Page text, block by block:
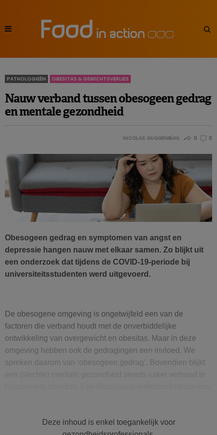
PATHOLOGIEËN OBESITAS & GEWICHTSVERLIES
Nauw verband tussen obesogeen gedrag
en mentale gezondheid
NICOLAS GUGGENBÜHL 0 0
Obesogeen gedrag en symptomen van angst en
depressie hangen nauw met elkaar samen. Zo blijkt uit
een onderzoek dat tijdens de COVID-19-periode bij
universiteitsstudenten werd uitgevoerd.
De obesogene omgeving is ongetwijfeld een van de
factoren die verband houdt met de onverbiddelijke
ontwikkeling van overgewicht en obesitas. Maar in deze
omgeving hebben ook de gedragingen een invloed. We
spreken daarom van ‘obesogeen gedrag’. Bovendien blijkt
universiteitsstudenten tijdens de COVID-19-pandemie. Uit
Deze inhoud is enkel toegankelijk voor